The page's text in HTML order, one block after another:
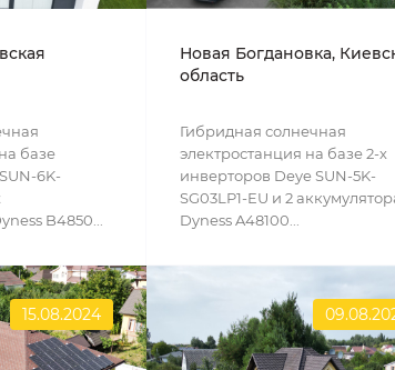
базе
6K-
B4850...
Новая Богдановка,
область
Гибридная солнечная
электростанция на базе 2-х
инверторов Deye SUN-5K-
SG03LP1-EU и 2
Dyness A48100...
15.08.2024